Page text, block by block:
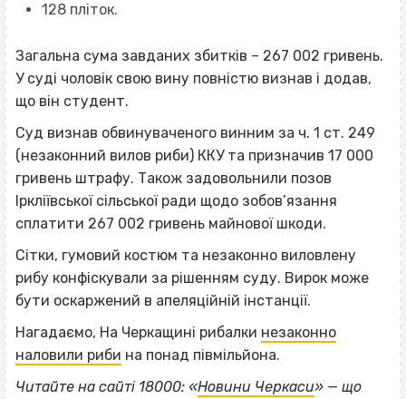
128 пліток.
Загальна сума завданих збитків – 267 002 гривень.
У суді чоловік свою вину повністю визнав і додав,
що він студент.
Суд визнав обвинуваченого винним за ч. 1 ст. 249
(незаконний вилов риби) ККУ та призначив 17 000
гривень штрафу. Також задовольнили позов
Іркліївської сільської ради щодо зобов’язання
сплатити 267 002 гривень майнової шкоди.
Сітки, гумовий костюм та незаконно виловлену
рибу конфіскували за рішенням суду. Вирок може
бути оскаржений в апеляційній інстанції.
Нагадаємо, На Черкащині рибалки незаконно
наловили риби на понад півмільйона.
Читайте на сайті 18000: «Новини Черкаси» — що